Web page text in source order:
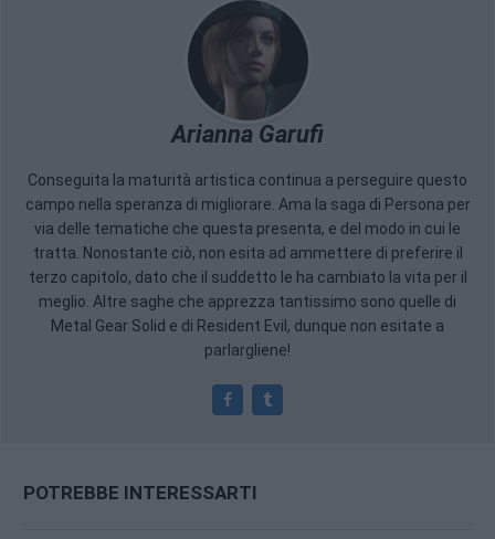
Arianna Garufi
Conseguita la maturità artistica continua a perseguire questo
campo nella speranza di migliorare. Ama la saga di Persona per
via delle tematiche che questa presenta, e del modo in cui le
tratta. Nonostante ciò, non esita ad ammettere di preferire il
terzo capitolo, dato che il suddetto le ha cambiato la vita per il
meglio. Altre saghe che apprezza tantissimo sono quelle di
Metal Gear Solid e di Resident Evil, dunque non esitate a
parlargliene!
POTREBBE INTERESSARTI